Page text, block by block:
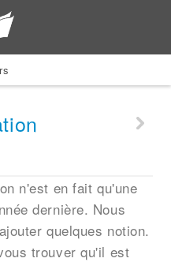
n'est en fait qu'une
dernière. Nous
quelques notion.
trouver qu'il est